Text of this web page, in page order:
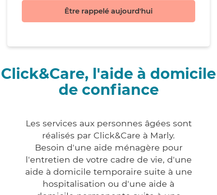
Être rappelé aujourd'hui
Click&Care, l'aide à domicile
de confiance
Les services aux personnes âgées sont
réalisés par Click&Care à Marly.
Besoin d'une aide ménagère pour
l'entretien de votre cadre de vie, d'une
aide à domicile temporaire suite à une
hospitalisation ou d'une aide à